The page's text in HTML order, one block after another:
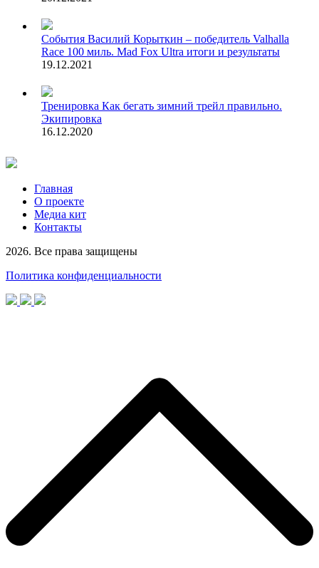
События Василий Корыткин – победитель Valhalla
Race 100 миль. Mad Fox Ultra итоги и результаты
19.12.2021
Тренировка Как бегать зимний трейл правильно.
Экипировка
16.12.2020
Главная
О проекте
Медиа кит
Контакты
2026. Все права защищены
Политика конфиденциальности